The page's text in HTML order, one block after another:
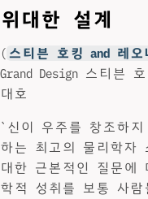
위대한 설계
( 스티븐 호킹 and 레
Grand Design 스티븐
대호
`신이 우주를 창조하
하는 최고의 물리학자
대한 근본적인 질문에
학적 성취를 보통 사